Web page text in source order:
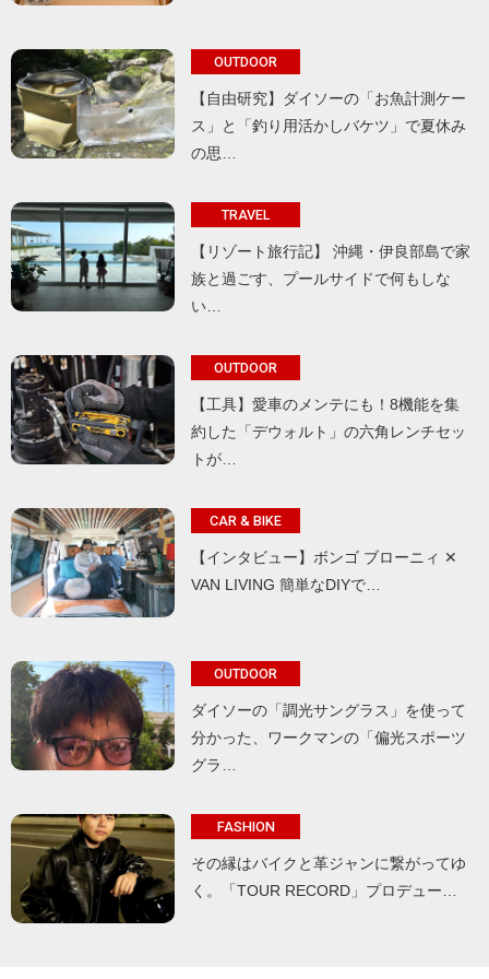
OUTDOOR
【自由研究】ダイソーの「お魚計測ケー
ス」と「釣り用活かしバケツ」で夏休み
の思…
TRAVEL
【リゾート旅行記】 沖縄・伊良部島で家
族と過ごす、プールサイドで何もしな
い…
OUTDOOR
【工具】愛車のメンテにも！8機能を集
約した「デウォルト」の六角レンチセッ
トが…
CAR & BIKE
【インタビュー】ボンゴ ブローニィ ✕
VAN LIVING 簡単なDIYで…
OUTDOOR
ダイソーの「調光サングラス」を使って
分かった、ワークマンの「偏光スポーツ
グラ…
FASHION
その縁はバイクと革ジャンに繋がってゆ
く。「TOUR RECORD」プロデュー…